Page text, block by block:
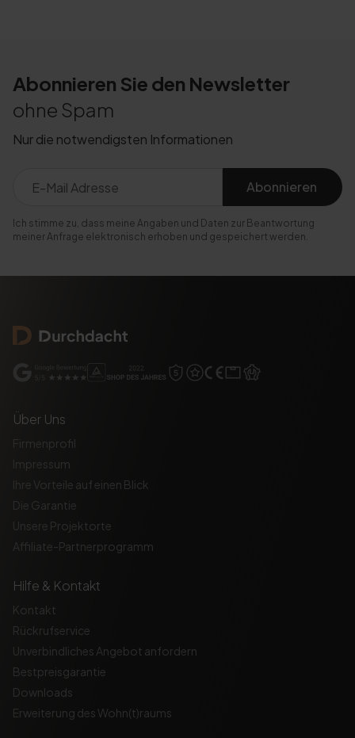
Abonnieren Sie den Newsletter
ohne Spam
Nur die notwendigsten Informationen
Abonnieren
Ich stimme zu, dass meine Angaben und Daten zur Beantwortung
meiner Anfrage elektronisch erhoben und gespeichert werden.
Über Uns
Firmenprofil
Impressum
Ihre Vorteile auf einen Blick
Die Garantie
Unsere Projektorte
Affiliate-Partnerprogramm
Hilfe & Kontakt
Kontakt
Rückrufservice
Unverbindliches Angebot anfordern
Bestpreisgarantie
Downloads
Erweiterung des Wohn(t)raums